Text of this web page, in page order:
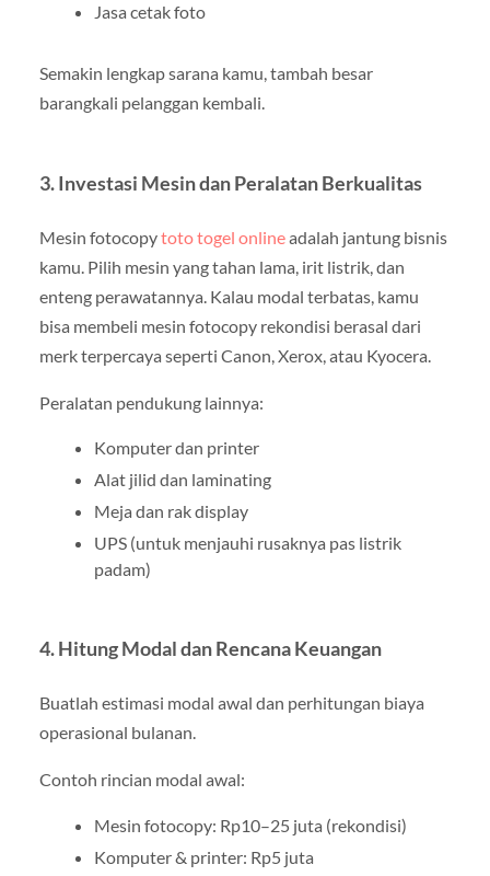
Jasa cetak foto
Semakin lengkap sarana kamu, tambah besar
barangkali pelanggan kembali.
3. Investasi Mesin dan Peralatan Berkualitas
Mesin fotocopytoto togel onlineadalah jantung bisnis
kamu. Pilih mesin yang tahan lama, irit listrik, dan
enteng perawatannya. Kalau modal terbatas, kamu
bisa membeli mesin fotocopy rekondisi berasal dari
merk terpercaya seperti Canon, Xerox, atau Kyocera.
Peralatan pendukung lainnya:
Komputer dan printer
Alat jilid dan laminating
Meja dan rak display
UPS (untuk menjauhi rusaknya pas listrik
padam)
4. Hitung Modal dan Rencana Keuangan
Buatlah estimasi modal awal dan perhitungan biaya
operasional bulanan.
Contoh rincian modal awal:
Mesin fotocopy: Rp10–25 juta (rekondisi)
Komputer & printer: Rp5 juta